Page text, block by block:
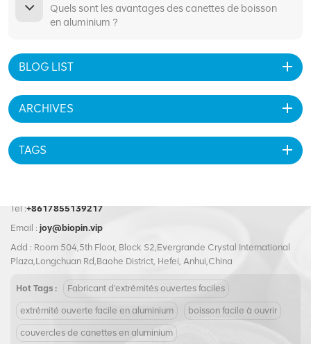
Quels sont les avantages des canettes de boisson
en aluminium ?
BLOG LIST
ARCHIVES
TAGS
Tel :+8617855139217
Email : joy@biopin.vip
Add : Room 504,5th Floor, Block S2,Evergrande Crystal International
Plaza,Longchuan Rd,Baohe District, Hefei, Anhui,China
Hot Tags : Fabricant d'extrémités ouvertes faciles
extrémité ouverte facile en aluminium boisson facile à ouvrir
couvercles de canettes en aluminium